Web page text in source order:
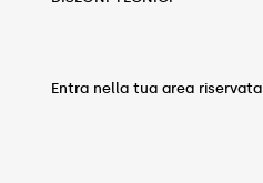
Entra nella tua area riservata